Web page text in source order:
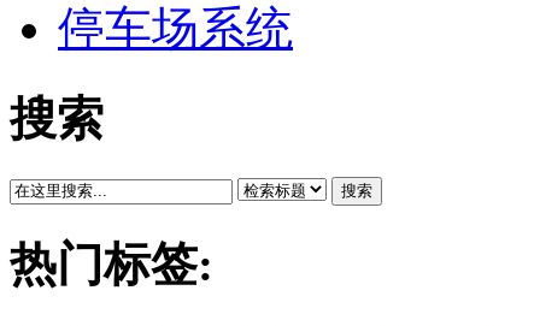
停车场系统
搜索
搜索
热门标签: